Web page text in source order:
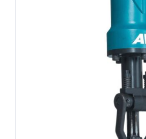
DÉTAILS